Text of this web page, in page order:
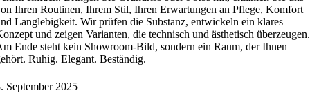
Ihren Routinen, Ihrem Stil, Ihren Erwartungen an Pflege, Komfort
Langlebigkeit. Wir prüfen die Substanz, entwickeln ein klares
und zeigen Varianten, die technisch und ästhetisch überzeugen.
Ende steht kein Showroom-Bild, sondern ein Raum, der Ihnen
Ruhig. Elegant. Beständig.
September 2025